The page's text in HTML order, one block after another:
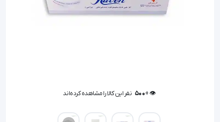
👁️ +
500 نفر این کالا را مشاهده کرده‌اند